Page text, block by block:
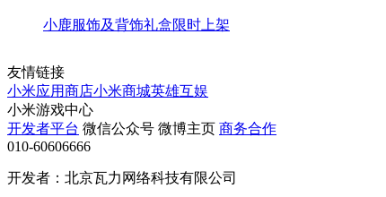
小鹿服饰及背饰礼盒限时上架
友情链接
小米应用商店小米商城英雄互娱
小米游戏中心
开发者平台 微信公众号 微博主页 商务合作
010-60606666
开发者：北京瓦力网络科技有限公司